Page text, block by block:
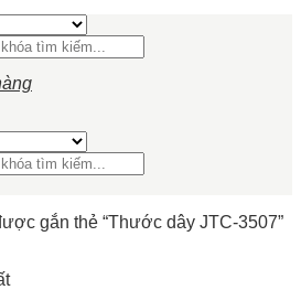
gắn thẻ “Thước dây JTC-3507”